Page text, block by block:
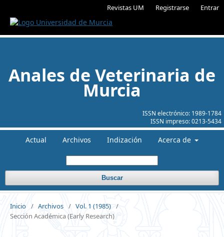
Revistas UM Registrarse Entrar
ISSN electrónico: 1989-1784
ISSN impreso:0213-5434
Anales de Veterinaria de
Murcia
Actual Archivos Indización Acerca de
Buscar
Inicio / Archivos / Vol. 1 (1985) /
Sección Académica (Early Research)